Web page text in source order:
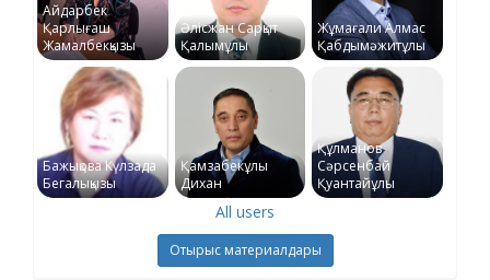
Айдарбек
Қарлығаш
Жамалбекқызы
Әлісжан Сарқыт
Қалымұлы
Жұмағали Алмас
Қабдымәжитұлы
Бажықова Күлзада
Бегалықызы
Қамзабекұлы
Дихан
Құлманов
Сәрсенбай
Қуантайұлы
All users
Отырыс материалдары